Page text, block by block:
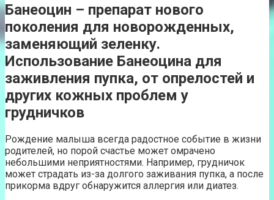
Банеоцин – препарат нового
поколения для новорожденных,
заменяющий зеленку.
Использование Банеоцина для
заживления пупка, от опрелостей и
других кожных проблем у
грудничков
Рождение малыша всегда радостное событие в жизни
родителей, но порой счастье может омрачено
небольшими неприятностями. Например, грудничок
может страдать из-за долгого заживания пупка, а после
прикорма вдруг обнаружится аллергия или диатез.